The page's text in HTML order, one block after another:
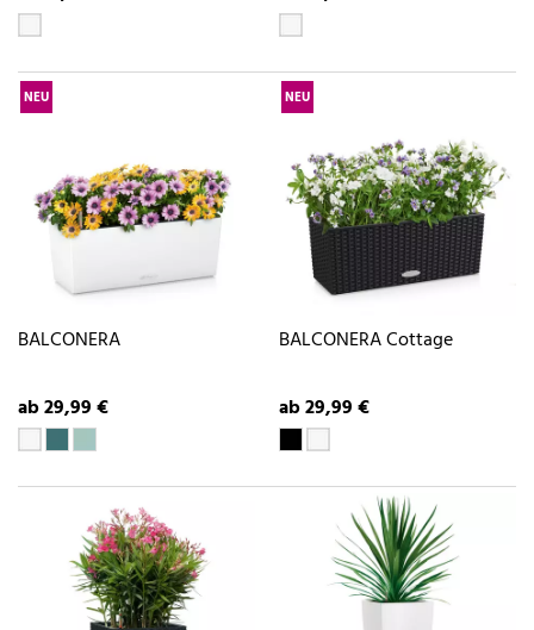
NEU
BALCONERA
ab 29,99 €
NEU
BALCONERA Cottage
ab 29,99 €